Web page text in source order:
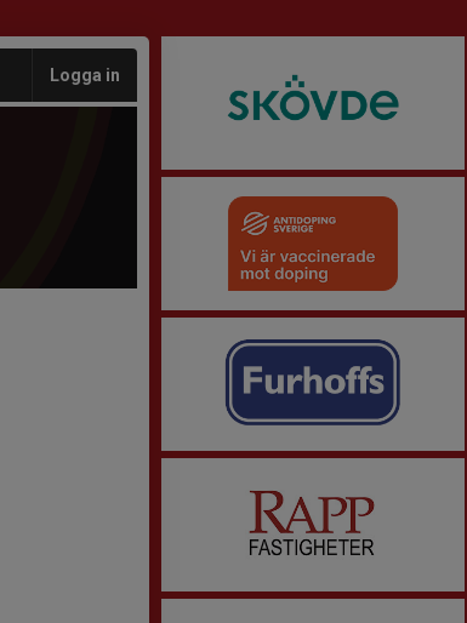
Logga in